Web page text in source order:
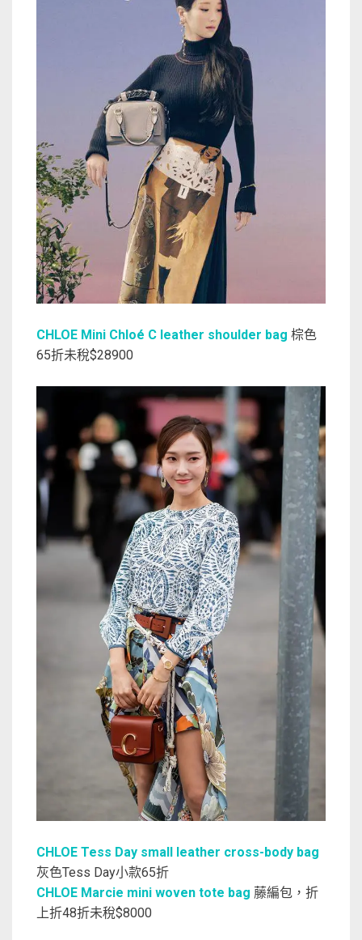
CHLOE Mini Chloé C leather shoulder bag 棕色
65折未稅$28900
CHLOE Tess Day small leather cross-body bag
灰色Tess Day小款65折
CHLOE Marcie mini woven tote bag 藤編包，折
上折48折未稅$8000